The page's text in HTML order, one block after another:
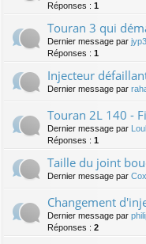
Réponses : 1
Touran 3 qui
Dernier message par
Réponses : 1
Injecteur
Dernier message par
Touran 2L 140 -
Dernier message par
Réponses : 1
Taille du joint
Dernier message par
Changement
Dernier message par
Réponses : 2